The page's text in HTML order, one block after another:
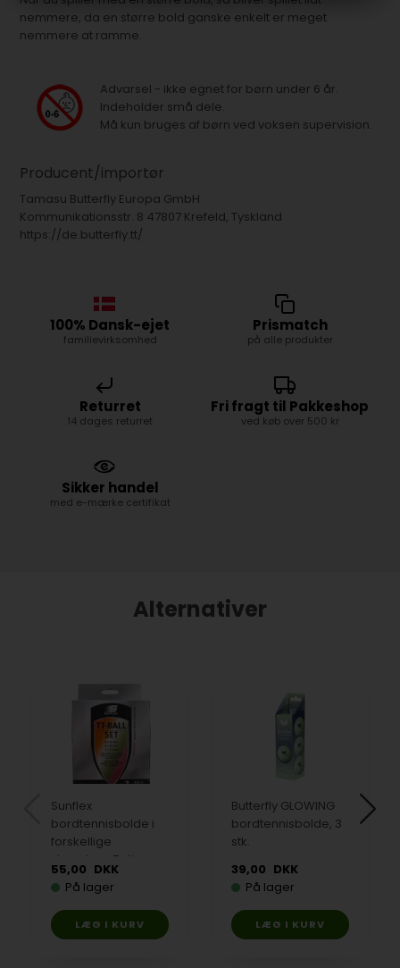
nemmere, da en større bold ganske enkelt er meget
nemmere at ramme.
Advarsel - ikke egnet for børn under 6 år.
Indeholder små dele.
Må kun bruges af børn ved voksen supervision.
Producent/importør
Tamasu Butterfly Europa GmbH
Kommunikationsstr. 8 47807 Krefeld, Tyskland
https://de.butterfly.tt/
100% Dansk-ejet
familievirksomhed
Prismatch
på alle produkter
Returret
14 dages returret
Fri fragt til Pakkeshop
ved køb over 500 kr
Sikker handel
med e-mærke certifikat
Alternativer
Sunflex
bordtennisbolde i
forskellige
størrelser, 7 stk.
55,00 DKK
På lager
Butterfly GLOWING
bordtennisbolde, 3
stk.
39,00 DKK
På lager